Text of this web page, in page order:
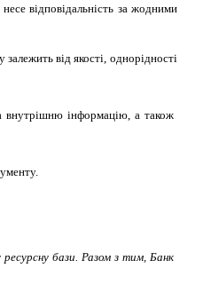
відповідальність за жодними
від якості, однорідності
внутрішню інформацію, а також
ресурсну бази. Разом з тим, Банк